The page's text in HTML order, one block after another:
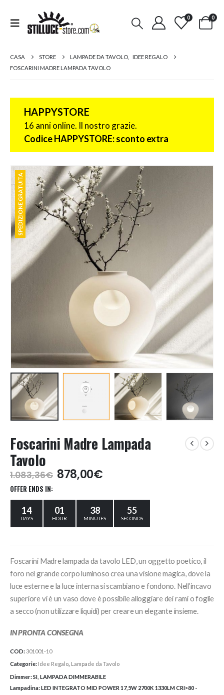
0 0
CASA STORE LAMPADE DA TAVOLO
IDEE REGALO
FOSCARINI MADRE LAMPADA TAVOLO
HAPPYSTORE
16 anni online. Il nostro grazie.
Codice HAPPYSTORE: sconto extra
SPEDIZIONE GRATUITA
SPEDIZIONE GRATUITA
Foscarini Madre Lampada
Tavolo
1.083,36€ Il
prezzo
originale
era:
1.083,36€.
878,00€Il
attuale
878,00€.
OFFER ENDS IN:
14
DAYS
01
HOUR
38
MINUTES
55
SECONDS
Foscarini Madre lampada da tavolo LED, un oggetto poetico, il
foro nel grande corpo luminoso crea una visione magica, dove la
luce esterne e la luce interna si scambiano e fondono. Nell’incavo
superiore vi è un vaso dove è possibile alloggiare dei rami o foglie
a secco (non utilizzare liquidi) per creare un elegante insieme.
IN PRONTA CONSEGNA
COD:301001-10
Categorie: Idee Regalo Lampade da Tavolo
Dimmer:SI, LAMPADA DIMMERABILE
Lampadina:LED INTEGRATO MID POWER 17,5W 2700K 1330LM CRI>80 -